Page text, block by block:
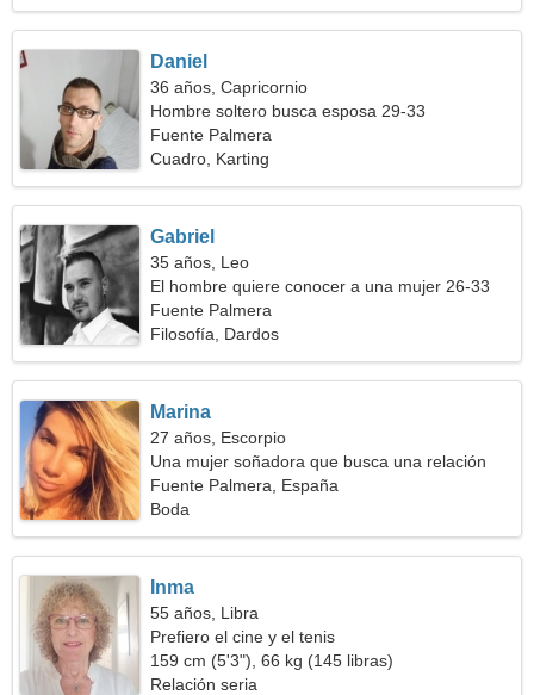
Daniel
36 años, Capricornio
Hombre soltero busca esposa 29-33
Fuente Palmera
Cuadro, Karting
Gabriel
35 años, Leo
El hombre quiere conocer a una mujer 26-33
Fuente Palmera
Filosofía, Dardos
Marina
27 años, Escorpio
Una mujer soñadora que busca una relación
Fuente Palmera, España
Boda
Inma
55 años, Libra
Prefiero el cine y el tenis
159 cm (5'3"), 66 kg (145 libras)
Relación seria